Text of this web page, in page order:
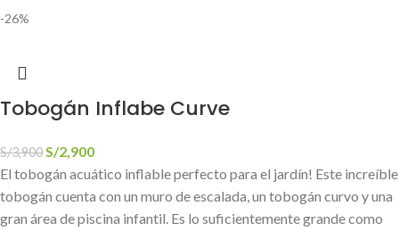
-26%
Tobogán Inflabe Curve
S/3,900S/2,900
El tobogán acuático inflable perfecto para el jardín! Este increíble
tobogán cuenta con un muro de escalada, un tobogán curvo y una
gran área de piscina infantil. Es lo suficientemente grande como